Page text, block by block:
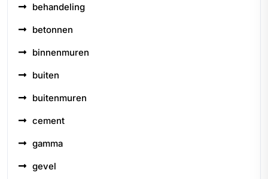
behandeling
betonnen
binnenmuren
buiten
buitenmuren
cement
gamma
gevel